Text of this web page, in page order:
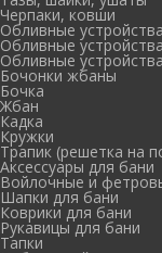
Черпаки, ковши
Обливные устройства
Обливные
Обливные
Бочонки жбаны
Бочка
Жбан
Кадка
Кружки
Трапик (решетка на
Аксессуары для бани
Войлочные и
Шапки для бани
Коврики для бани
Рукавицы для бани
Тапки